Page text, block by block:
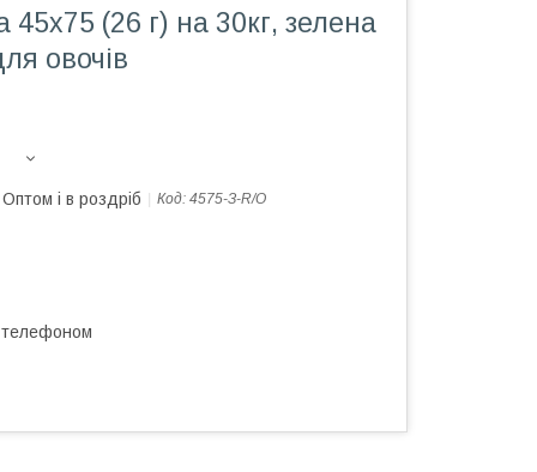
45х75 (26 г) на 30кг, зелена
овочів
Оптом і в роздріб Код: 4575-З-R/O
телефоном